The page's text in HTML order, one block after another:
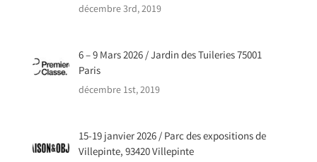
décembre 3rd, 2019
6 – 9 Mars 2026 / Jardin des Tuileries 75001
Paris
décembre 1st, 2019
15-19 janvier 2026 / Parc des expositions de
Villepinte, 93420 Villepinte